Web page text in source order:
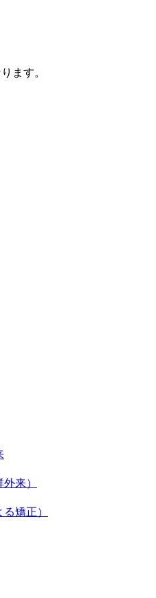
ます。
来）
矯正）